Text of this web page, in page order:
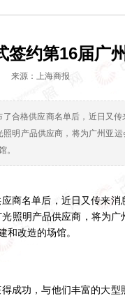
签约第16届广
来源：上海商报
合格供应商名单后，近日又
明产品供应商，将为广州亚
。
商名单后，近日又传来消
照明产品供应商，将为广
和改造的场馆。
成功，与他们丰富的大型